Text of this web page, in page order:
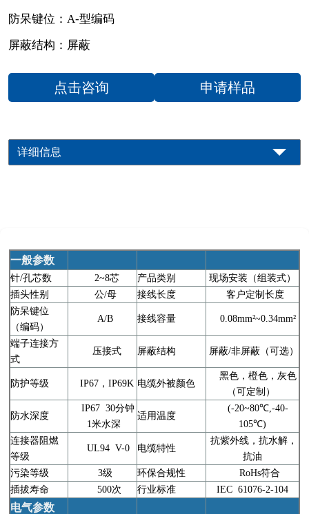
防呆键位：A-型编码
屏蔽结构：屏蔽
点击咨询 申请样品
详细信息
一般参数
针/孔芯数 2~8芯 产品类别
现场安装（组装式）
插头性别
公/母 接线长度
客户定制长度
防呆键位
（编码）
A/B 接线容量 0.08mm²~0.34mm²
端子连接方
式
压接式 屏蔽结构 屏蔽/非屏蔽（可选）
防护等级 IP67，IP69K 电缆外被颜色
黑色，橙色，灰色
（可定制）
防水深度
IP67 30分钟
1米水深
适用温度
(-20~80℃,-40-
105℃)
连接器阻燃
等级
UL94 V-0 电缆特性
抗紫外线，抗水解，
抗油
污染等级
3级 环保合规性
RoHs符合
插拔寿命
500次 行业标准 IEC 61076-2-104
电气参数